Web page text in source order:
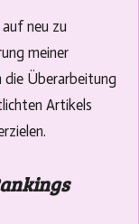
neu zu
meiner
Überarbeitung
Artikels